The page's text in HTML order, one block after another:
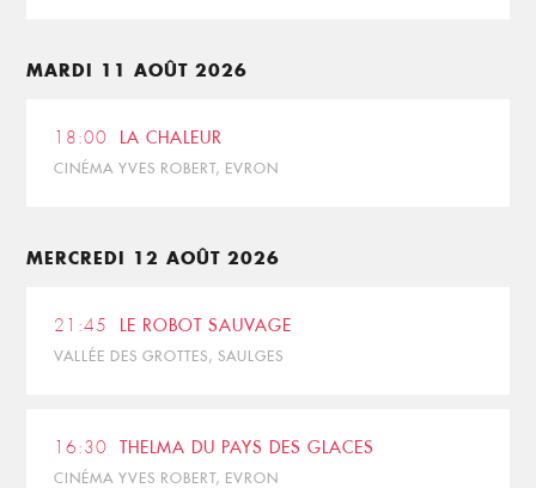
MARDI 11 AOÛT 2026
18:00 LA CHALEUR
CINÉMA YVES ROBERT, EVRON
MERCREDI 12 AOÛT 2026
21:45 LE ROBOT SAUVAGE
VALLÉE DES GROTTES, SAULGES
16:30 THELMA DU PAYS DES GLACES
CINÉMA YVES ROBERT, EVRON